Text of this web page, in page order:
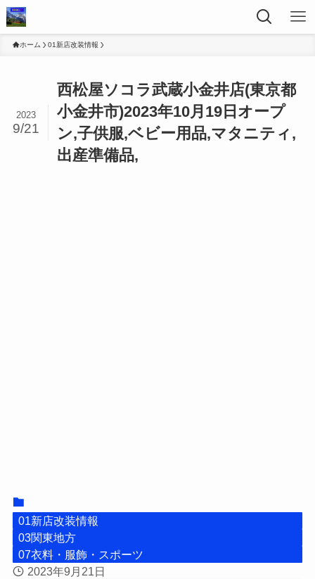
ホーム 01新店改装情報
西松屋ソコラ武蔵小金井店(東京都
小金井市)2023年10月19日オープ
ン,子供服,ベビー用品,マタニティ,
出産準備品,
2023
9/21
01新店改装情報
03関東地方
07衣料・服飾・スポーツ
2023年9月21日